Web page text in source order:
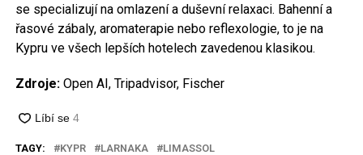
se specializují na omlazení a duševní relaxaci. Bahenní a
řasové zábaly, aromaterapie nebo reflexologie, to je na
Kypru ve všech lepších hotelech zavedenou klasikou.
Zdroje:Open AI, Tripadvisor, Fischer
TAGY: KYPR LARNAKA LIMASSOL